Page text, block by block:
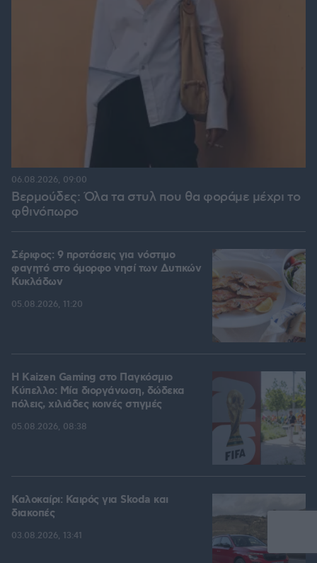
Βερμούδες: Όλα τα στυλ που θα φοράμε μέχρι το
φθινόπωρο
06.08.2026, 09:00
Σέριφος: 9 προτάσεις για νόστιμο
φαγητό στο όμορφο νησί των Δυτικών
Κυκλάδων
05.08.2026, 11:20
H Kaizen Gaming στο Παγκόσμιο
Kύπελλο: Μία διοργάνωση, δώδεκα
πόλεις, χιλιάδες κοινές στιγμές
05.08.2026, 08:38
Καλοκαίρι: Καιρός για Skoda και
διακοπές
03.08.2026, 13:41